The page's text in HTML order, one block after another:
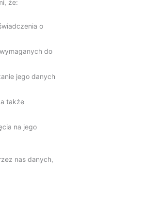
że:
o
do
jego danych
także
na jego
nas danych,